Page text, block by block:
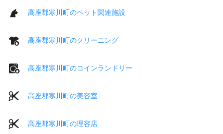
高座郡寒川町のペット関連施設
高座郡寒川町のクリーニング
高座郡寒川町のコインランドリー
高座郡寒川町の美容室
高座郡寒川町の理容店